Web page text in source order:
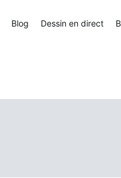
Blog Dessin en direct